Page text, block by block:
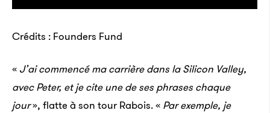
Crédits : Founders Fund
« J’ai commencé ma carrière dans la Silicon Valley,
avec Peter, et je cite une de ses phrases chaque
jour», flatte à son tour Rabois. « Par exemple, je